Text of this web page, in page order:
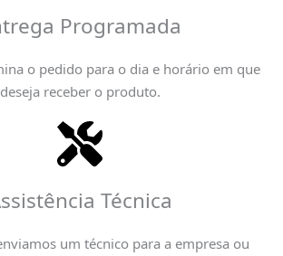
Programada
o pedido para o dia e horário em que
deseja receber o produto.
Técnica
um técnico para a empresa ou